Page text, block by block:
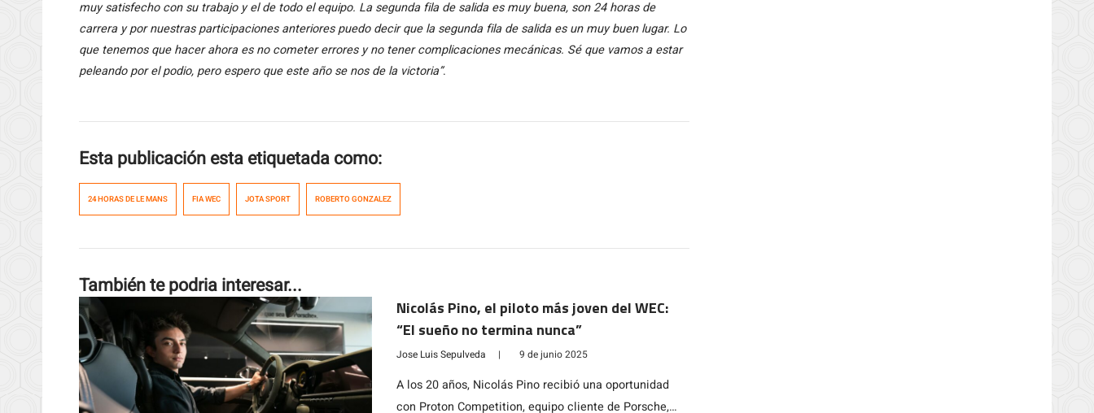
muy satisfecho con su trabajo y el de todo el equipo. La segunda fila de salida es muy buena, son 24 horas de
carrera y por nuestras participaciones anteriores puedo decir que la segunda fila de salida es un muy buen lugar. Lo
que tenemos que hacer ahora es no cometer errores y no tener complicaciones mecánicas. Sé que vamos a estar
peleando por el podio, pero espero que este año se nos de la victoria”.
Esta publicación esta etiquetada como:
24 HORAS DE LE MANS FIA WEC JOTA SPORT ROBERTO GONZALEZ
También te podria interesar...
Nicolás Pino, el piloto más joven del WEC:
“El sueño no termina nunca”
Jose Luis Sepulveda | 9 de junio 2025
A los 20 años, Nicolás Pino recibió una oportunidad
con Proton Competition, equipo cliente de Porsche,